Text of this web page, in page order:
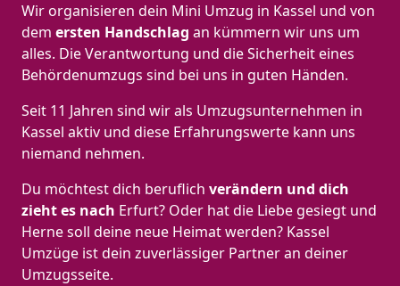
Wir organisieren dein Mini Umzug in Kassel und von
dem ersten Handschlag an kümmern wir uns um
alles. Die Verantwortung und die Sicherheit eines
Behördenumzugs sind bei uns in guten Händen.
Seit 11 Jahren sind wir als Umzugsunternehmen in
Kassel aktiv und diese Erfahrungswerte kann uns
niemand nehmen.
Du möchtest dich beruflich verändern und dich
zieht es nach Erfurt? Oder hat die Liebe gesiegt und
Herne soll deine neue Heimat werden? Kassel
Umzüge ist dein zuverlässiger Partner an deiner
Umzugsseite.